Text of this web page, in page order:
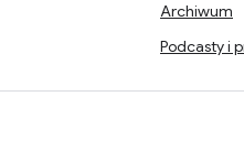
Archiwum
Podcasty i